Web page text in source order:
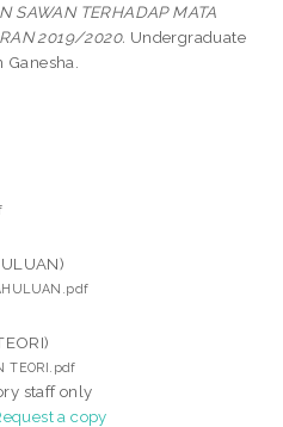
SAWAN TERHADAP MATA
2019/2020. Undergraduate
TEORI.pdf
staff only
a copy